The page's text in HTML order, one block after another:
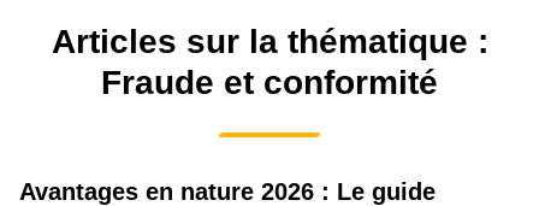
FRAUDE ET CONFORMITÉ
Articles sur la thématique :
Fraude et conformité
Avantages en nature 2026 : Le guide